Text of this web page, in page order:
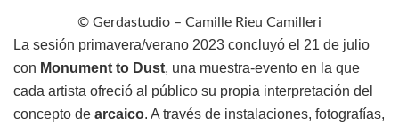
© Gerdastudio – Camille Rieu Camilleri
La sesión primavera/verano 2023 concluyó el 21 de julio
con Monument to Dust, una muestra-evento en la que
cada artista ofreció al público su propia interpretación del
concepto de arcaico. A través de instalaciones, fotografías,